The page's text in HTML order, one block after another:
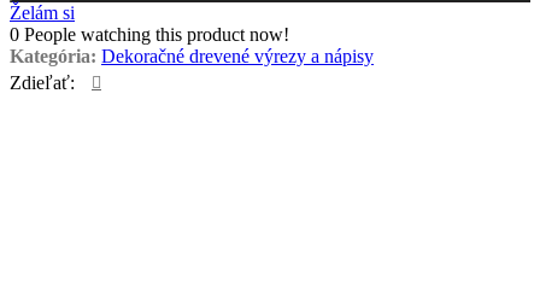
Želám si
0 People watching this product now!
Kategória: Dekoračné drevené výrezy a nápisy
Zdieľať: